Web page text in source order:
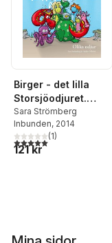
Birger - det lilla
Storsjöodjuret.
Olika odjur
Sara Strömberg
Inbunden, 2014
5,0utav 5 stjärnor.
(1)
121 kr